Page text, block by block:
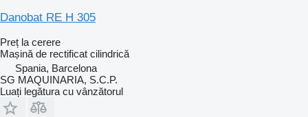
Danobat RE H 305
Preț la cerere
Mașină de rectificat cilindrică
Spania, Barcelona
SG MAQUINARIA, S.C.P.
Luați legătura cu vânzătorul